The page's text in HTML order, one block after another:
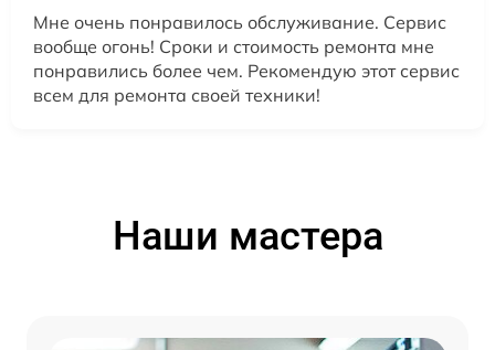
Мне очень понравилось обслуживание. Сервис
вообще огонь! Сроки и стоимость ремонта мне
понравились более чем. Рекомендую этот сервис
всем для ремонта своей техники!
Наши мастера